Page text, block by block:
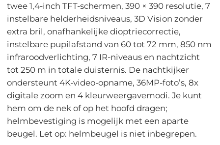
twee 1,4-inch TFT-schermen, 390 × 390 resolutie, 7
instelbare helderheidsniveaus, 3D Vision zonder
extra bril, onafhankelijke dioptriecorrectie,
instelbare pupilafstand van 60 tot 72 mm, 850 nm
infraroodverlichting, 7 IR-niveaus en nachtzicht
tot 250 m in totale duisternis. De nachtkijker
ondersteunt 4K-video-opname, 36MP-foto’s, 8x
digitale zoom en 4 kleurweergavemodi. Je kunt
hem om de nek of op het hoofd dragen;
helmbevestiging is mogelijk met een aparte
beugel. Let op: helmbeugel is niet inbegrepen.